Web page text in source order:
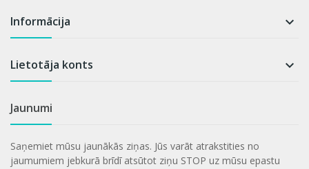
Informācija 
Lietotāja konts 
Jaunumi
Saņemiet mūsu jaunākās ziņas. Jūs varāt atrakstities no
jaumumiem jebkurā brīdī atsūtot ziņu STOP uz mūsu epastu